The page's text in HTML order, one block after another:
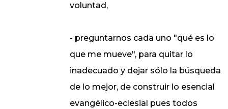
voluntad,
- preguntarnos cada uno "qué es lo
que me mueve", para quitar lo
inadecuado y dejar sólo la búsqueda
de lo mejor, de construir lo esencial
evangélico-eclesial pues todos